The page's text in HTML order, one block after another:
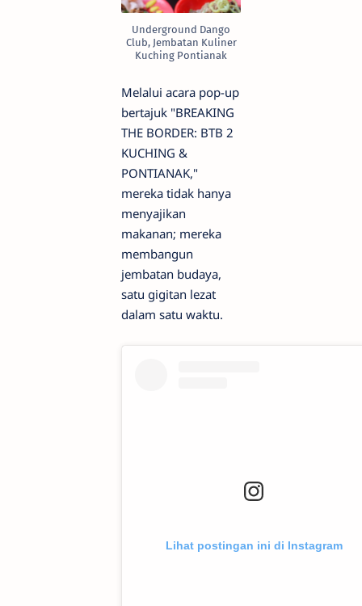
Underground Dango
Club, Jembatan Kuliner
Kuching Pontianak
Melalui acara pop-up
bertajuk "BREAKING
THE BORDER: BTB 2
KUCHING &
PONTIANAK,"
mereka tidak hanya
menyajikan
makanan; mereka
membangun
jembatan budaya,
satu gigitan lezat
dalam satu waktu.
Lihat postingan ini di Instagram